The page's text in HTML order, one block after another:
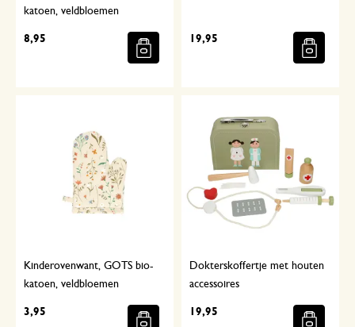
katoen, veldbloemen
8,95 19,95
Kinderovenwant, GOTS bio-
katoen, veldbloemen
3,95
Dokterskoffertje met houten
accessoires
19,95